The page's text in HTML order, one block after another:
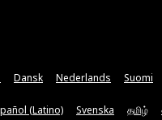
Dansk Nederlands Suomi
(Latino) Svenska தமிழ்